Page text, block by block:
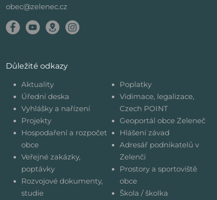
obec@zelenec.cz
Důležité odkazy
Aktuality
Úřední deska
Vyhlášky a nařízení
Projekty
Hospodaření a rozpočet
obce
Veřejné zakázky,
poptávky
Rozvojové dokumenty,
studie
Poplatky
Vidimace, legalizace,
Czech POINT
Geoportál obce Zeleneč
Hlášení závad
Adresář podnikatelů v
Zelenči
Prostory a sportoviště
obce
Škola / školka